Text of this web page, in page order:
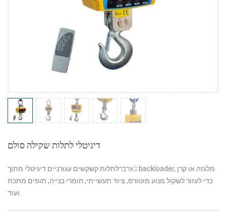
דיגיטלי לתלות שקילה סולם
ג'אדברלתלות קשקשים עגורניים דיגיטלי מתוך backloader, מלגזה או קרן
כדי לעזור לשקול מנוע מוטורס, ציוד תעשייתי, חומרי בנייה, תופים מתכת